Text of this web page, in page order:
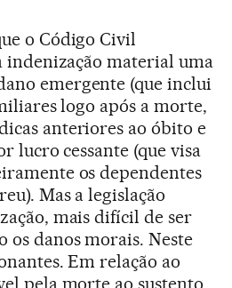
o Código Civil
material uma
emergente (que inclui
logo após a morte,
anteriores ao óbito e
lucro cessante (que visa
os dependentes
Mas a legislação
mais difícil de ser
os danos morais. Neste
Em relação ao
pela morte ao sustento